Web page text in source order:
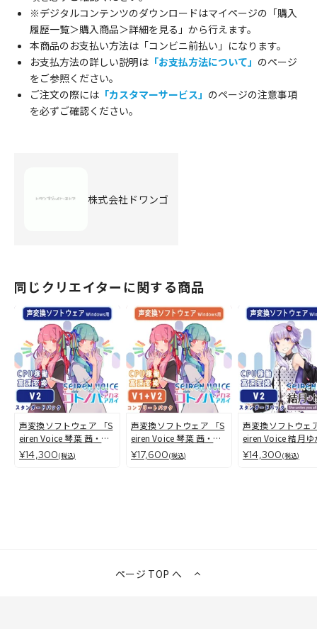
※デジタルコンテンツのダウンロードはマイページの「購入
履歴一覧＞購入商品＞詳細を見る」から行えます。
本商品のお支払い方法は「コンビニ前払い」になります。
お支払方法の詳しい説明は 「お支払方法について」 のページ
をご参照ください。
ご注文の際には 「カスタマーサービス」 のページの注意事項
を必ずご確認ください。
株式会社ドワンゴ
同じクリエイターに関する商品
声変換ソフトウェア 「S
eiren Voice 琴葉 茜・
葵」スタンダードパック
(v2) スタンダードパッ
¥14,300(税込)
声変換ソフトウェア 「S
eiren Voice 琴葉 茜・
葵」 コンプリートパッ
ク(v1&v2) コンプリー
¥17,600(税込)
声変換ソフトウェ
eiren Voice 結月ゆ
り」 スタンダード
ク(v2)
¥14,300(税込)
ページ TOP へ